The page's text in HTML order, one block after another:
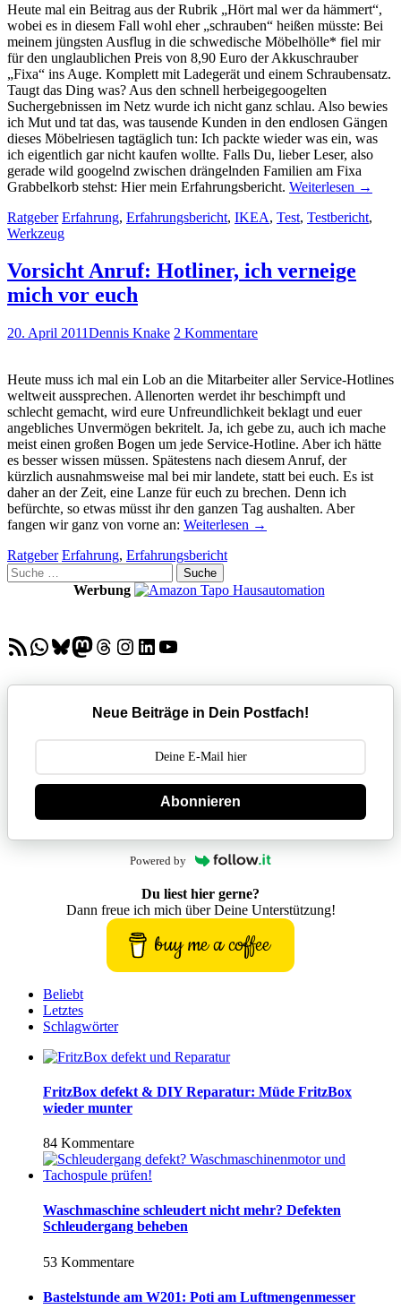
Heute mal ein Beitrag aus der Rubrik „Hört mal wer da hämmert“,
wobei es in diesem Fall wohl eher „schrauben“ heißen müsste: Bei
meinem jüngsten Ausflug in die schwedische Möbelhölle* fiel mir
für den unglaublichen Preis von 8,90 Euro der Akkuschrauber
„Fixa“ ins Auge. Komplett mit Ladegerät und einem Schraubensatz.
Taugt das Ding was? Aus den schnell herbeigegoogelten
Suchergebnissen im Netz wurde ich nicht ganz schlau. Also bewies
ich Mut und tat das, was tausende Kunden in den endlosen Gängen
dieses Möbelriesen tagtäglich tun: Ich packte wieder was ein, was
ich eigentlich gar nicht kaufen wollte. Falls Du, lieber Leser, also
gerade wild googelnd zwischen drängelnden Familien am Fixa
Grabbelkorb stehst: Hier mein Erfahrungsbericht. Weiterlesen →
Ratgeber Erfahrung, Erfahrungsbericht, IKEA, Test, Testbericht,
Werkzeug
Vorsicht Anruf: Hotliner, ich verneige
mich vor euch
20. April 2011Dennis Knake 2 Kommentare
Heute muss ich mal ein Lob an die Mitarbeiter aller Service-Hotlines
weltweit aussprechen. Allenorten werdet ihr beschimpft und
schlecht gemacht, wird eure Unfreundlichkeit beklagt und euer
angebliches Unvermögen bekritelt. Ja, ich gebe zu, auch ich mache
meist einen großen Bogen um jede Service-Hotline. Aber ich hätte
es besser wissen müssen. Spätestens nach diesem Anruf, der
kürzlich ausnahmsweise mal bei mir landete, statt bei euch. Es ist
daher an der Zeit, eine Lanze für euch zu brechen. Denn ich
befürchte, so etwas müsst ihr den ganzen Tag aushalten. Aber
fangen wir ganz von vorne an: Weiterlesen →
Ratgeber Erfahrung, Erfahrungsbericht
Suche
nach:
Werbung
RSS-FeedWhatsApp
Bluesky
Mastodon
Threads
Instagram
LinkedIn
YouTube
Neue Beiträge in Dein Postfach!
Abonnieren
Powered by
Du liest hier gerne?
Dann freue ich mich über Deine Unterstützung!
buy me a coffee
Beliebt
Letztes
Schlagwörter
FritzBox defekt & DIY Reparatur: Müde FritzBox
wieder munter
84 Kommentare
Waschmaschine schleudert nicht mehr? Defekten
Schleudergang beheben
53 Kommentare
Bastelstunde am W201: Poti am Luftmengenmesser